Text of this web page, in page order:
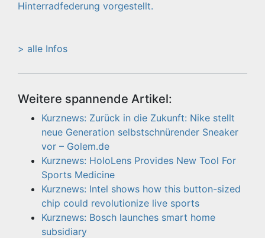
> alle Infos
Weitere spannende Artikel:
Kurznews: Zurück in die Zukunft: Nike stellt
neue Generation selbstschnürender Sneaker
vor – Golem.de
Kurznews: HoloLens Provides New Tool For
Sports Medicine
Kurznews: Intel shows how this button-sized
chip could revolutionize live sports
Kurznews: Bosch launches smart home
subsidiary